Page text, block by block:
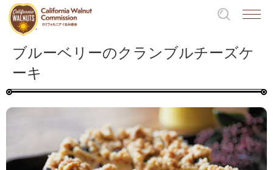
ブルーベリーのクランブルチーズケ
ーキ